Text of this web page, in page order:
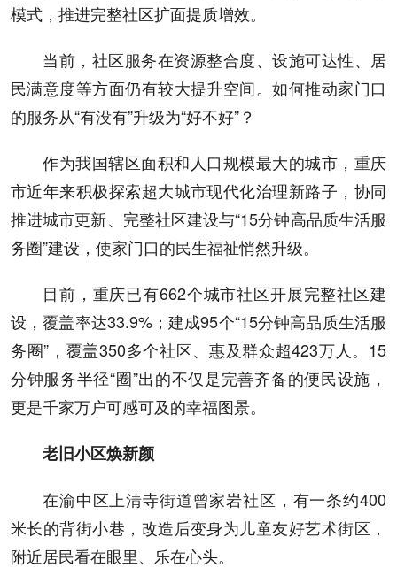
模式，推进完整社区扩面提质增效。
当前，社区服务在资源整合度、设施可达性、居
民满意度等方面仍有较大提升空间。如何推动家门口
的服务从“有没有”升级为“好不好”？
作为我国辖区面积和人口规模最大的城市，重庆
市近年来积极探索超大城市现代化治理新路子，协同
推进城市更新、完整社区建设与“15分钟高品质生活服
务圈”建设，使家门口的民生福祉悄然升级。
目前，重庆已有662个城市社区开展完整社区建
设，覆盖率达33.9%；建成95个“15分钟高品质生活服
务圈”，覆盖350多个社区、惠及群众超423万人。15
分钟服务半径“圈”出的不仅是完善齐备的便民设施，
更是千家万户可感可及的幸福图景。
老旧小区焕新颜
在渝中区上清寺街道曾家岩社区，有一条约400
米长的背街小巷，改造后变身为儿童友好艺术街区，
附近居民看在眼里、乐在心头。